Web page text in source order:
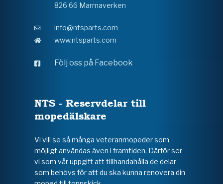
826 66 Marmaverken
info@ntsparts.com
www.ntsparts.com
Följ oss på Facebook
NTS - Reservdelar till
mopedälskare
Vi vill se så många veteranmopeder som
möjligt användas även i framtiden. Därför ser
vi som vår uppgift att tillhandahålla de delar
som behövs för att du ska kunna renovera din